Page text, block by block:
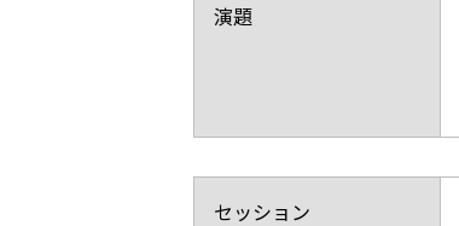
演題
セッション